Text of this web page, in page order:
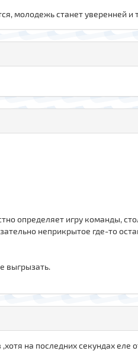
молодежь станет уверенней и
определяет игру команды,
неприкрытое где-то
выгрызать.
на последних секундах еле